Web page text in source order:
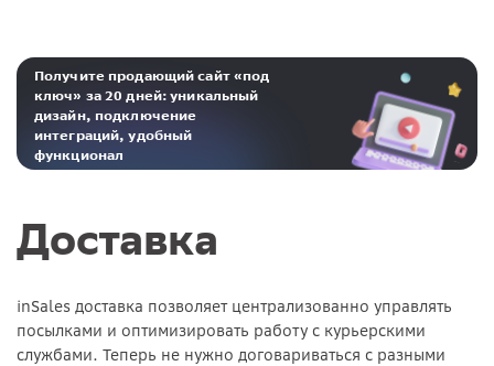
Получите продающий сайт «под
ключ» за 20 дней: уникальный
дизайн, подключение
интеграций, удобный
функционал
Доставка
inSales доставка позволяет централизованно управлять
посылками и оптимизировать работу с курьерскими
службами. Теперь не нужно договариваться с разными